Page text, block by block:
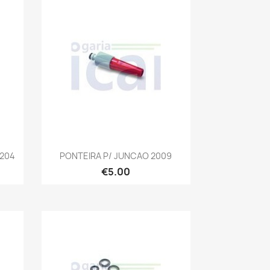
PONTEIRA P/ JUNCAO 2009
€5.00
Quick view